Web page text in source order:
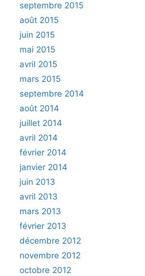
septembre 2015
août 2015
juin 2015
mai 2015
avril 2015
mars 2015
septembre 2014
août 2014
juillet 2014
avril 2014
février 2014
janvier 2014
juin 2013
avril 2013
mars 2013
février 2013
décembre 2012
novembre 2012
octobre 2012